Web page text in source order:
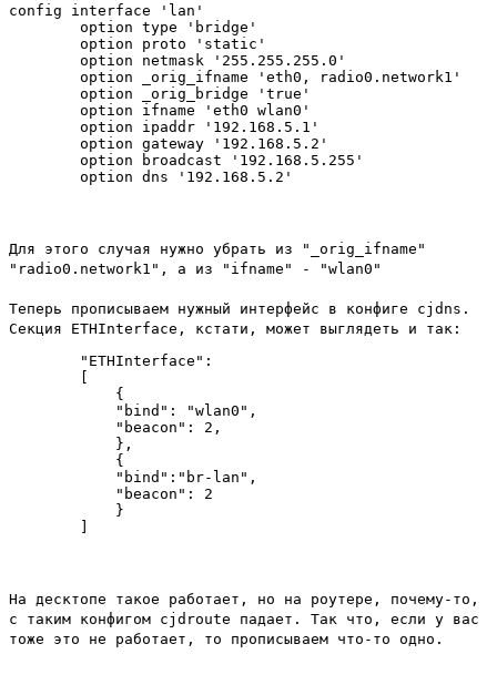
config interface 'lan'
        option type 'bridge'
        option proto 'static'
        option netmask '255.255.255.0'
        option _orig_ifname 'eth0, radio0.network1'
        option _orig_bridge 'true'
        option ifname 'eth0 wlan0'
        option ipaddr '192.168.5.1'
        option gateway '192.168.5.2'
        option broadcast '192.168.5.255'
Для этого случая нужно убрать из "_orig_ifname"
"radio0.network1", а из "ifname" - "wlan0"
Теперь прописываем нужный интерфейс в конфиге cjdns.
Секция ETHInterface, кстати, может выглядеть и так:
        "ETHInterface":
        [
            {
            "bind": "wlan0",
            "beacon": 2,
            },
            {
            "bind":"br-lan",
            "beacon": 2
            }
На десктопе такое работает, но на роутере, почему-то,
с таким конфигом cjdroute падает. Так что, если у вас
тоже это не работает, то прописываем что-то одно.